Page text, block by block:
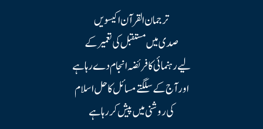
ترجمان القرآن اکیسویں
صدی میں مستقبل کی تعمیر کے
لیے رہنمائی کا فریضہ انجام دے رہا ہے
اور آج کے سلگتے مسائل کا حل اسلام
کی روشنی میں پیش کر رہا ہے